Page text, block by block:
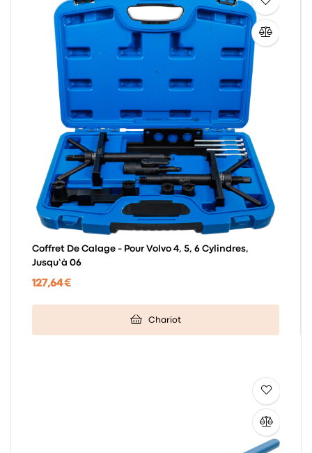
Coffret De Calage - Pour Volvo 4, 5, 6 Cylindres,
Jusqu’à 06
127,64 €
Chariot